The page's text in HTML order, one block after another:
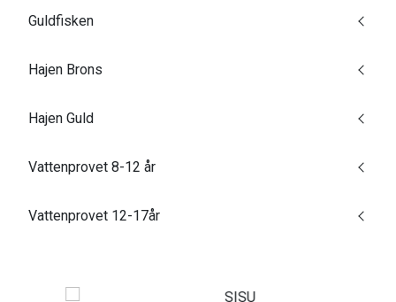
Guldfisken
Hajen Brons
Hajen Guld
Vattenprovet 8-12 år
Vattenprovet 12-17år